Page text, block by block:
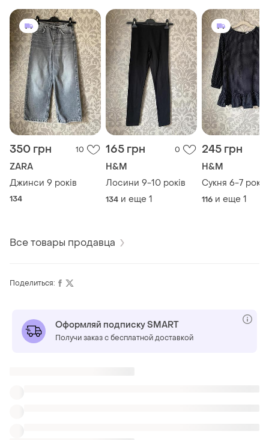
350 грн 10
ZARA
Джинси 9 років
134
165 грн 0
H&M
Лосини 9-10 років
134 и еще 1
245 грн
H&M
Сукня 6-7 років
116 и еще 1
Все товары продавца
Поделиться:
Оформляй подписку SMART
Получи заказ с бесплатной доставкой